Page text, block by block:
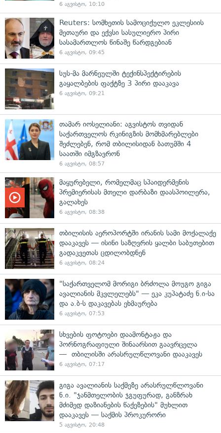
6 აგვისტო, 10:10
Reuters: სომხეთის სამოციქულო ეკლესიის
მეთაური და ექვსი სასულიერო პირი
სასამართლოს წინაშე წარდგებიან
6 აგვისტო, 09:45
სუს-მა მარნეულში ტექინსპექტირების
გაყალბების ფაქტზე 3 პირი დააკავა
6 აგვისტო, 09:21
თამარ იოსელიანი: აგვისტოს თვიდან
საქართველოს რკინიგზის მომხმარებლები
შეძლებენ, რომ თბილისიდან ბათუმში 4
საათში იმგზავრონ
6 აგვისტო, 08:57
მაყურებელი, რომელმაც სპაიდერმენის
პრემიერისას მთელი დარბაზი დაასპოილერა,
გალახეს
6 აგვისტო, 08:38
თბილისის აეროპორტში ირანის სამი მოქალაქე
დააკავეს — ისინი საზღვრის ყალბი საბუთებით
გადაკვეთას ცდილობდნენ
6 აგვისტო, 08:24
"საქართველომ მორიგი ბრძოლა მოუგო გიგა
ავალიანის მკვლელებს" — ეკა კუპატაძე ნ.ი-სა
და ა.ბ-ს დაკავებას ეხმაურება
6 აგვისტო, 07:53
სხვების ფოტოები დაამონტაჟა და
პორნოგრაფიული შინაარსით გაავრცელა
— თბილისში არასრულწლოვანი დააკავეს
6 აგვისტო, 07:17
გიგა ავალიანის საქმეზე არასრულწლოვანი
ნ.ი. "ჯანმთელობის ჯგუფურად, განზრახ
მძიმედ დაზიანების წაქეზების" მუხლით
დააკავეს — საქმის პროკურორი
5 აგვისტო, 20:48